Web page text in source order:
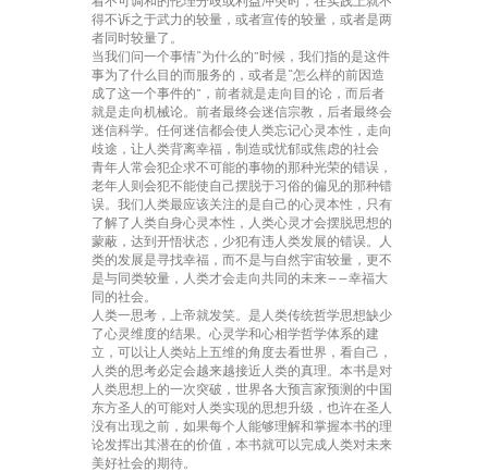
得不诉之于武力的较量，或者宣传的较量，或者是两
者同时较量了。
当我们问一个事情“为什么的”时候，我们指的是这件
事为了什么目的而服务的，或者是“怎么样的前因造
成了这一个事件的”，前者就是走向目的论，而后者
就是走向机械论。前者最终会迷信宗教，后者最终会
迷信科学。任何迷信都会使人类忘记心灵本性，走向
歧途，让人类背离幸福，制造或忧郁或焦虑的社会
青年人常会犯企求不可能的事物的那种光荣的错误，
老年人则会犯不能使自己摆脱于习俗的偏见的那种错
误。我们人类最应该关注的是自己的心灵本性，只有
了解了人类自身心灵本性，人类心灵才会摆脱思想的
蒙蔽，达到开悟状态，少犯有违人类发展的错误。人
类的发展是寻找幸福，而不是与自然宇宙较量，更不
是与同类较量，人类才会走向共同的未来——幸福大
同的社会。
人类一思考，上帝就发笑。是人类传统哲学思想缺少
了心灵维度的结果。心灵学和心相学哲学体系的建
立，可以让人类站上五维的角度去看世界，看自己，
人类的思考必定会越来越接近人类的真理。本书是对
人类思想上的一次突破，世界各大预言家预测的中国
东方圣人的可能对人类实现的思想升级，也许在圣人
没有出现之前，如果每个人能够理解和掌握本书的理
论发挥出其潜在的价值，本书就可以完成人类对未来
美好社会的期待。